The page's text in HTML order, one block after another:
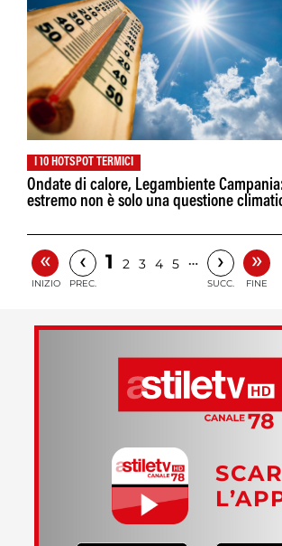
I 10 HOTSPOT TERMICI
Ondate di calore, Legambiente
estremo non è solo una questione
«
INIZIO
‹
PREC.
1 2 3 4 5 … ›
SUCC.
»
FINE